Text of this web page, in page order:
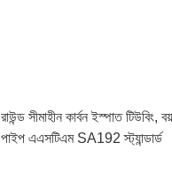
রাউন্ড সীমাহীন কার্বন ইস্পাত টিউবিং,
পাইপ এএসটিএম SA192 স্ট্যান্ডার্ড